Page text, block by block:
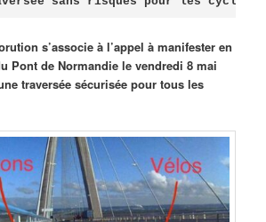
s’associe à l’appel à manifester en
Pont de Normandie le vendredi 8 mai
traversée sécurisée pour tous les